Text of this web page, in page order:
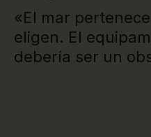
«El mar
eligen. El
debería ser un